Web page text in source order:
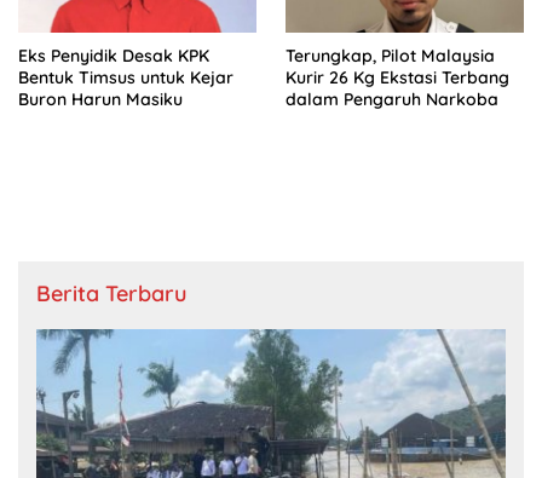
Eks Penyidik Desak KPK
Bentuk Timsus untuk Kejar
Buron Harun Masiku
Terungkap, Pilot Malaysia
Kurir 26 Kg Ekstasi Terbang
dalam Pengaruh Narkoba
Berita Terbaru